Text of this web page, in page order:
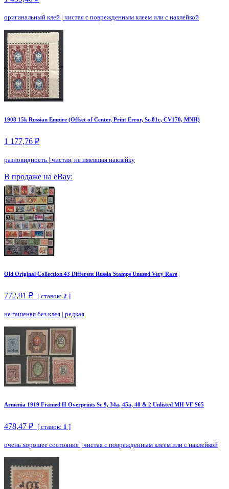
оригинальный клей | чистая с поврежденным клеем или с наклейкой
1908 15k Russian Empire (Offset of Center, Print Error, Sc.81c, CV170, MNH)
1 177,76 ₽
разновидность | чистая, не имевшая наклейку
В продаже на eBay:
Old Original Collection 43 Different Russia Stamps Unused Very Rare
772,91 ₽ [ ставок: 2 ]
не гашеная без клея | редкая
Armenia 1919 Framed H Overprints Sc 9, 34a, 45a, 48 & 2 Unlisted MH VF $65
478,47 ₽ [ ставок: 1 ]
очень хорошее состояние | чистая с поврежденным клеем или с наклейкой